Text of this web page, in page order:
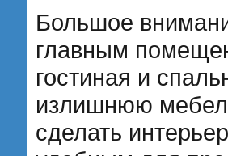
Большое
главным
гостиная и
излишнюю
сделать